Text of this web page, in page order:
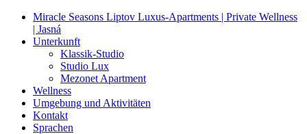
Miracle Seasons Liptov Luxus-Apartments | Private Wellness
| Jasná
Unterkunft
Klassik-Studio
Studio Lux
Mezonet Apartment
Wellness
Umgebung und Aktivitäten
Kontakt
Sprachen